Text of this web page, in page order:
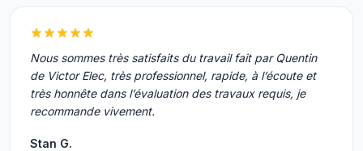
Nous sommes très satisfaits du travail fait par Quentin
de Victor Elec, très professionnel, rapide, à l’écoute et
très honnête dans l’évaluation des travaux requis, je
recommande vivement.
Stan G.